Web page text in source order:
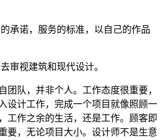
承诺，服务的标准，以自己的作品
审视建筑和现代设计。
团队，并非个人。工作态度很重要，
设计工作，完成一个项目就像照顾一
工作之余的生活，还是工作。顾客即
要，无论项目大小。设计师不是生意